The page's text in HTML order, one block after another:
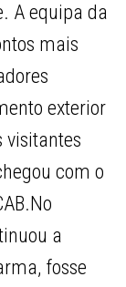
A equipa da
mais
exterior
visitantes
com o
a
fosse